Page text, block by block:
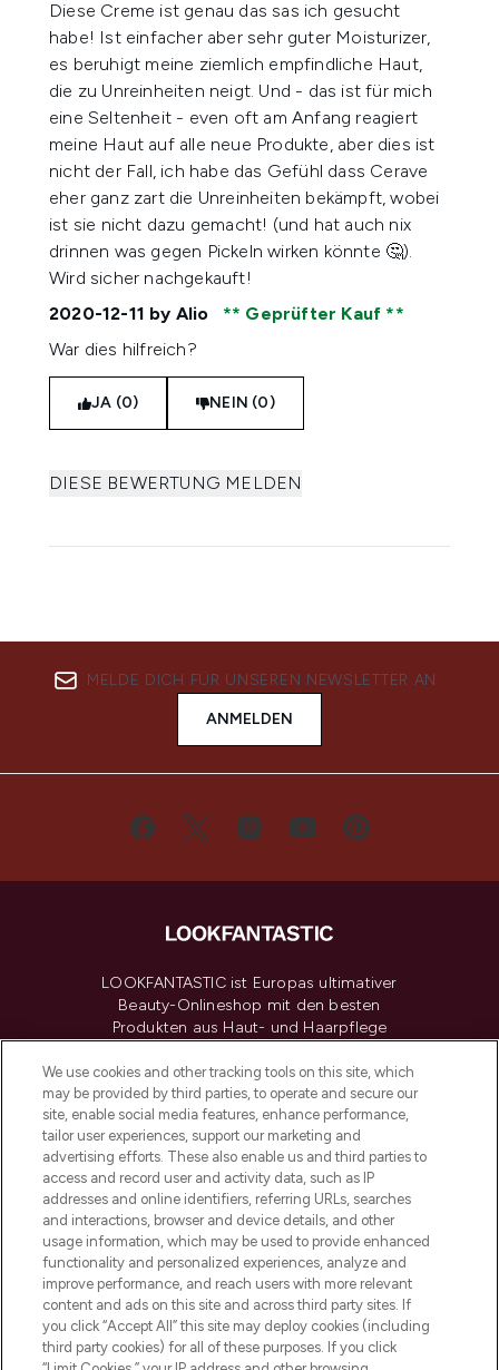
Diese Creme ist genau das sas ich gesucht
habe! Ist einfacher aber sehr guter Moisturizer,
es beruhigt meine ziemlich empfindliche Haut,
die zu Unreinheiten neigt. Und - das ist für mich
eine Seltenheit - even oft am Anfang reagiert
meine Haut auf alle neue Produkte, aber dies ist
nicht der Fall, ich habe das Gefühl dass Cerave
eher ganz zart die Unreinheiten bekämpft, wobei
ist sie nicht dazu gemacht! (und hat auch nix
drinnen was gegen Pickeln wirken könnte 🤔).
Wird sicher nachgekauft!
2020-12-11 by Alio
Geprüfter Kauf
War dies hilfreich?
JA (0) NEIN (0)
DIESE BEWERTUNG MELDEN
MELDE DICH FÜR UNSEREN NEWSLETTER AN
ANMELDEN
LOOKFANTASTIC ist Europas ultimativer
Beauty-Onlineshop mit den besten
Produkten aus Haut- und Haarpflege
renommierten Marken. Shoppe online
oder über die App mit kostenloser
Lieferung ab einem Einkaufswert von 30€.
Cookie-Einwilligung
Do Not Sell or Share My Personal
Information
HILFE & INFORMATION
IMPRESSUM
We use cookies and other tracking tools on this site, which
may be provided by third parties, to operate and secure our
site, enable social media features, enhance performance,
tailor user experiences, support our marketing and
advertising efforts. These also enable us and third parties to
access and record user and activity data, such as IP
addresses and online identifiers, referring URLs, searches
and interactions, browser and device details, and other
usage information, which may be used to provide enhanced
functionality and personalized experiences, analyze and
improve performance, and reach users with more relevant
content and ads on this site and across third party sites. If
you click “Accept All” this site may deploy cookies (including
third party cookies) for all of these purposes. If you click